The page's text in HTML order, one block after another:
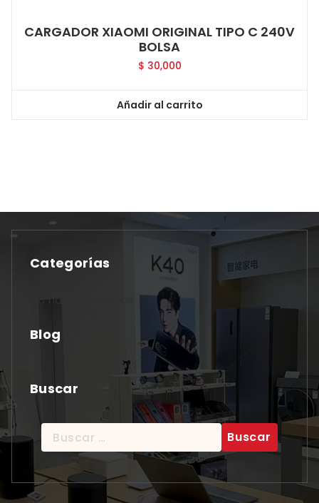
CARGADOR XIAOMI ORIGINAL TIPO C 240V
BOLSA
$ 30,000
Añadir al carrito
Categorías
No hay categorías
Blog
Buscar
Buscar: